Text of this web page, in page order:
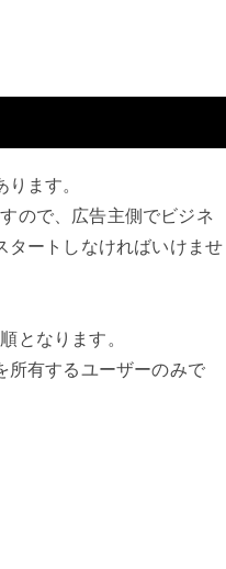
ます。
ので、広告主側でビジネ
タートしなければいけませ
となります。
所有するユーザーのみで